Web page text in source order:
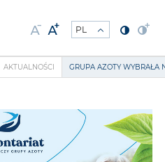
AKTUALNOŚCI GRUPA AZOTY WYBRAŁA